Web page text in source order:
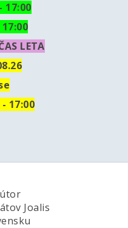
17:00
LETA
17:00
Joalis